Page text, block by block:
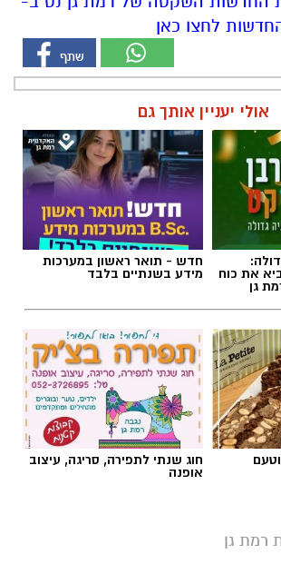
אולי יעניין אותך גם
את כוח
גן
חדש - תואר ראשון במערכות
מידע בשנתיים בלבד
חוג שנתי לתפירה, סריגה, עיצוב
אופנה
רמת גן